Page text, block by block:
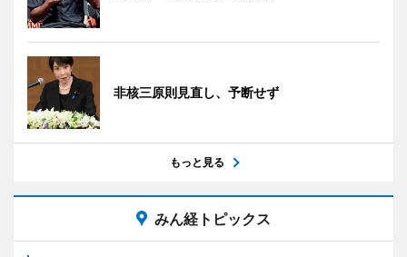
非核三原則見直し、予断せず
もっと見る
みん経トピックス